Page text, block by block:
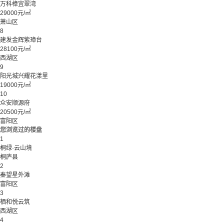
万科樟宜翠湾
29000元/㎡
萧山区
8
建发金辉紫璋台
28100元/㎡
西湖区
9
阳光城兴耀花漾里
19000元/㎡
10
众安顺源府
20500元/㎡
富阳区
您浏览过的楼盘
1
桐绿·云山境
桐庐县
2
秦望星外滩
富阳区
3
栖和悦云筑
西湖区
4